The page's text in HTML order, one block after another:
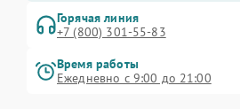
Горячая линия
+7 (800) 301-55-83
Время работы
Ежедневно с 9:00 до 21:00